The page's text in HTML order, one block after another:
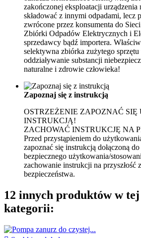
zakończonej eksploatacji
składować z innymi odpadami, lecz
zwrócone przez konsumenta do
Zbiórki Odpadów Elektrycznych i
sprzedawcy bądź importera.
selektywna zbiórka zużytego
oddziaływanie substancji
naturalne i zdrowie człowieka!
Zapoznaj się z instrukcją
OSTRZEŻENIE ZAPOZNAĆ SIĘ
INSTRUKCJĄ!
ZACHOWAĆ INSTRUKCJĘ NA
Przed przystąpieniem do
zapoznać się instrukcją dołączoną
bezpiecznego użytkowania/
zachowanie instrukcji na przyszłość
bezpieczeństwa.
12 innych produktów w tej
kategorii: